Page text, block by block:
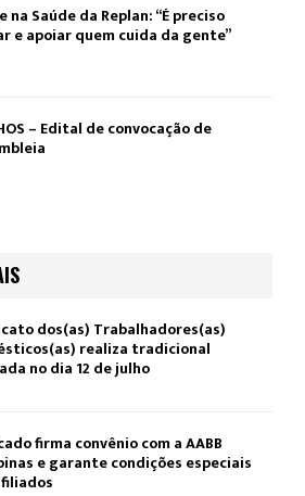
na Saúde da Replan: “É preciso
e apoiar quem cuida da gente”
– Edital de convocação de
dos(as) Trabalhadores(as)
realiza tradicional
no dia 12 de julho
firma convênio com a AABB
e garante condições especiais